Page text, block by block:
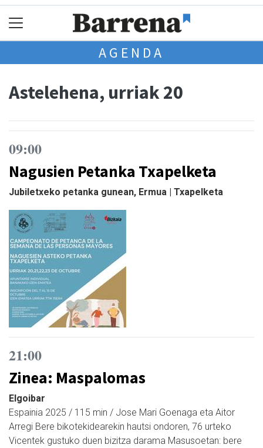
AGENDA
Astelehena, urriak 20
09:00
Nagusien Petanka Txapelketa
Jubiletxeko petanka gunean, Ermua | Txapelketa
21:00
Zinea: Maspalomas
Elgoibar
Espainia 2025 / 115 min / Jose Mari Goenaga eta Aitor
Arregi Bere bikotekidearekin hautsi ondoren, 76 urteko
Vicentek gustuko duen bizitza darama Masusoetan: bere